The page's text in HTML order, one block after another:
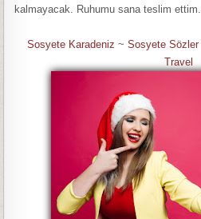
kalmayacak. Ruhumu sana teslim ettim.
Sosyete Karadeniz ~ Sosyete Sözler
Travel